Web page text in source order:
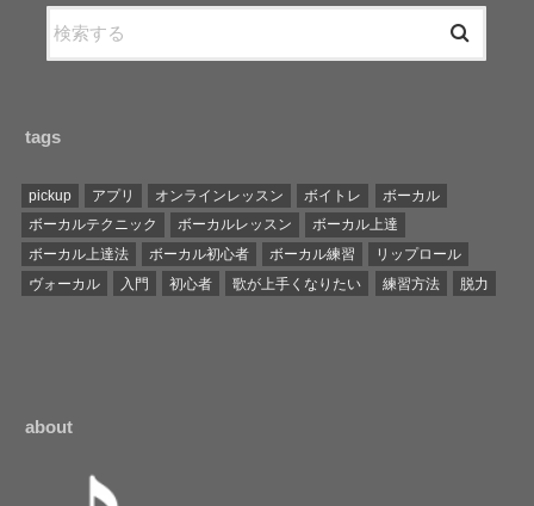
tags
pickup アプリ オンラインレッスン ボイトレ
ボーカル
ボーカルテクニック
ボーカルレッスン
ボーカル上達
ボーカル上達法
ボーカル初心者 ボーカル練習
リップロール
ヴォーカル
入門 初心者 歌が上手くなりたい 練習方法 脱力
about